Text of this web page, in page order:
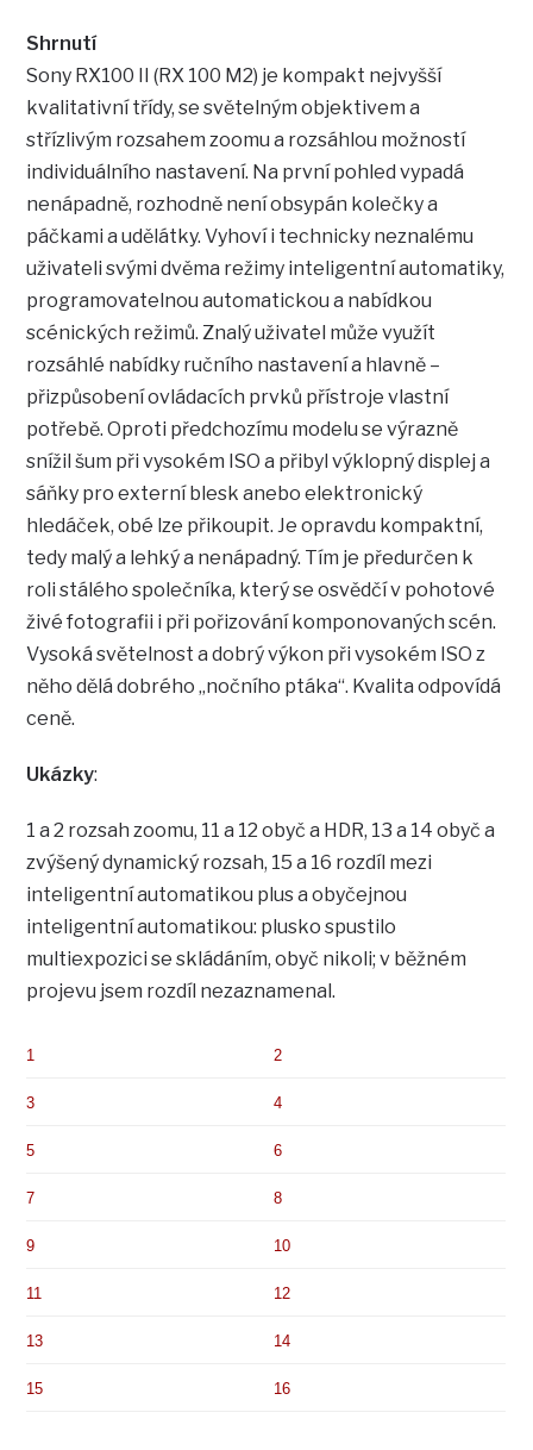
Shrnutí
Sony RX100 II (RX 100 M2) je kompakt nejvyšší
kvalitativní třídy, se světelným objektivem a
střízlivým rozsahem zoomu a rozsáhlou možností
individuálního nastavení. Na první pohled vypadá
nenápadně, rozhodně není obsypán kolečky a
páčkami a udělátky. Vyhoví i technicky neznalému
uživateli svými dvěma režimy inteligentní automatiky,
programovatelnou automatickou a nabídkou
scénických režimů. Znalý uživatel může využít
rozsáhlé nabídky ručního nastavení a hlavně –
přizpůsobení ovládacích prvků přístroje vlastní
potřebě. Oproti předchozímu modelu se výrazně
snížil šum při vysokém ISO a přibyl výklopný displej a
sáňky pro externí blesk anebo elektronický
hledáček, obé lze přikoupit. Je opravdu kompaktní,
tedy malý a lehký a nenápadný. Tím je předurčen k
roli stálého společníka, který se osvědčí v pohotové
živé fotografii i při pořizování komponovaných scén.
Vysoká světelnost a dobrý výkon při vysokém ISO z
něho dělá dobrého „nočního ptáka“. Kvalita odpovídá
ceně.
Ukázky:
1 a 2 rozsah zoomu, 11 a 12 obyč a HDR, 13 a 14 obyč a
zvýšený dynamický rozsah, 15 a 16 rozdíl mezi
inteligentní automatikou plus a obyčejnou
inteligentní automatikou: plusko spustilo
multiexpozici se skládáním, obyč nikoli; v běžném
projevu jsem rozdíl nezaznamenal.
1 2
3 4
5 6
7 8
9 10
11 12
13 14
15 16